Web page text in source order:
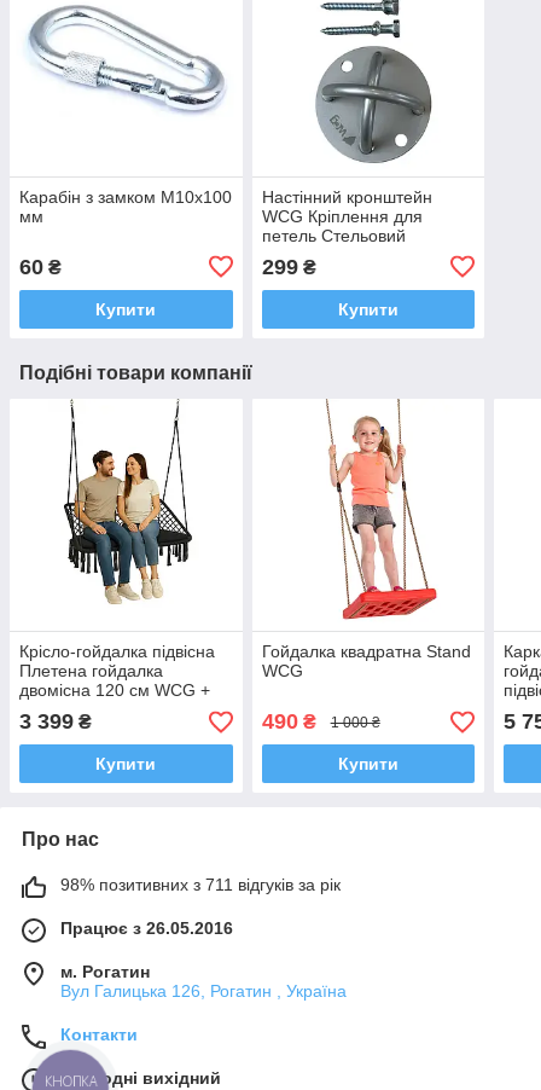
Карабін з замком М10х100
мм
60 ₴
Купити
Настінний кронштейн
WCG Кріплення для
петель Стельовий
299₴
Купити
Подібні товари компанії
Крісло-гойдалка підвісна
Плетена гойдалка
двомісна 120 см WCG +
м’яка подушка Чорна
3 399 ₴
Купити
Гойдалка квадратна Stand
WCG
490₴ 1 000 ₴
Купити
5
Про нас
98% позитивних з 711 відгуків за рік
Працює з 26.05.2016
м. Рогатин
Вул Галицька 126, Рогатин , Україна
Контакти
Сьогодні вихідний
КНОПКА